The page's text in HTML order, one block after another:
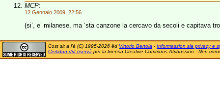
MCP:
12 Gennaio 2009, 22:56
(si’, e’ milanese, ma ‘sta canzone la cercavo da secoli e capitava
Cost sit a l'è (C) 1995-2026 ëd Vittorio Bertola - Informassion sla privacy e
Certidun drit riservà për la licensa Creative Commons Atribussion - Nen